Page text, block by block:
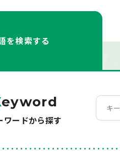
を検索する
eyword
ワードから探す